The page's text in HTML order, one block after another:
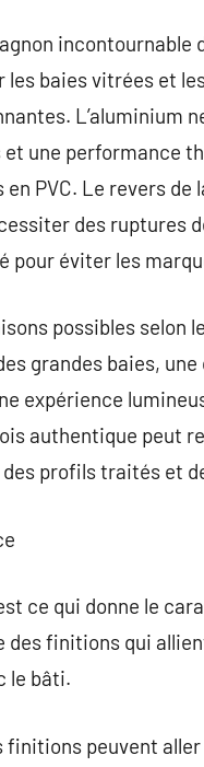
baies vitrées et
L’aluminium
une performance
PVC. Le revers
des ruptures
éviter les
possibles selon
grandes baies,
expérience
authentique peut
profils traités et
ce qui donne le
des finitions qui
le bâti.
peuvent